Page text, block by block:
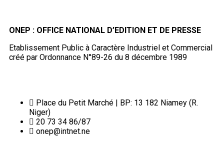
ONEP : OFFICE NATIONAL D’EDITION ET DE PRESSE
Etablissement Public à Caractère Industriel et Commercial
créé par Ordonnance N°89-26 du 8 décembre 1989
Place du Petit Marché | BP: 13 182 Niamey (R.
Niger)
20 73 34 86/87
onep@intnet.ne